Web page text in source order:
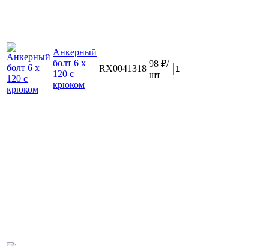
Анкерный
болт 6 х
120 с
крюком
RX0041318 98 ₽/
шт